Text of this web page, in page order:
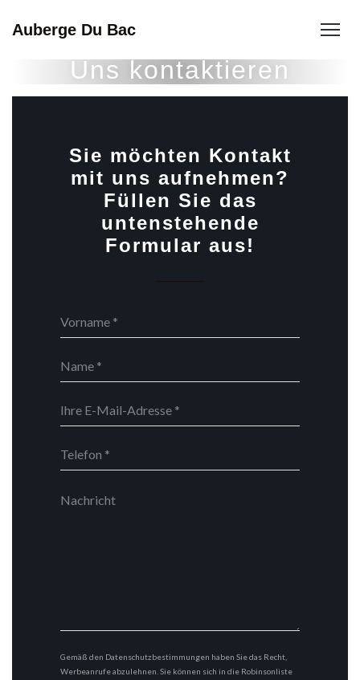
Auberge Du Bac
Uns kontaktieren
Sie möchten Kontakt
mit uns aufnehmen?
Füllen Sie das
untenstehende
Formular aus!
Gemäß den Datenschutzbestimmungen haben Sie das Recht,
Werbeanrufe abzulehnen. Sie können sich in die Robinsonliste